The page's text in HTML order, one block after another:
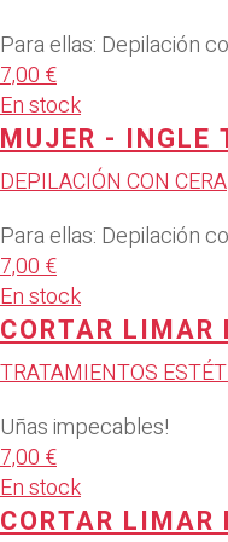
Para ellas: Depilación
7,00 €
En stock
MUJER - INGLE
DEPILACIÓN CON CERA
Para ellas: Depilación
7,00 €
En stock
CORTAR
TRATAMIENTOS
Uñas impecables!
7,00 €
En stock
CORTAR